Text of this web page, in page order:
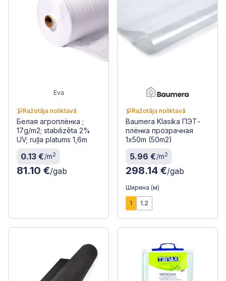
Eva
Ražotāja noliktavā
Белая агроплёнка ;
17g/m2; stabilizēta 2%
UV; ruļļa platums 1,6m
0.13 €/m2
81.10 €/gab
Ražotāja noliktavā
Baumera Klasika ПЭТ-
плёнка прозрачная
1x50m (50m2)
5.96 €/m2
298.14 €/gab
Ширина (м)
1 1.2